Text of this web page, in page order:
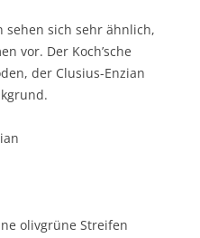
sehen sich sehr ähnlich,
vor. Der Koch’sche
der Clusius-Enzian
olivgrüne Streifen